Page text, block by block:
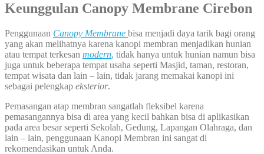
Keunggulan Canopy Membrane Cirebon
Penggunaan Canopy Membrane bisa menjadi daya tarik bagi orang
yang akan melihatnya karena kanopi membran menjadikan hunian
atau tempat terkesan modern, tidak hanya untuk hunian namun bisa
juga untuk beberapa tempat usaha seperti Masjid, taman, restoran,
tempat wisata dan lain – lain, tidak jarang memakai kanopi ini
sebagai pelengkap eksterior.
Pemasangan atap membran sangatlah fleksibel karena
pemasangannya bisa di area yang kecil bahkan bisa di aplikasikan
pada area besar seperti Sekolah, Gedung, Lapangan Olahraga, dan
lain – lain, penggunaan Kanopi Membran ini sangat di
rekomendasikan untuk Anda.